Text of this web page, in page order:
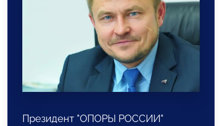
Президент "ОПОРЫ РОССИИ"